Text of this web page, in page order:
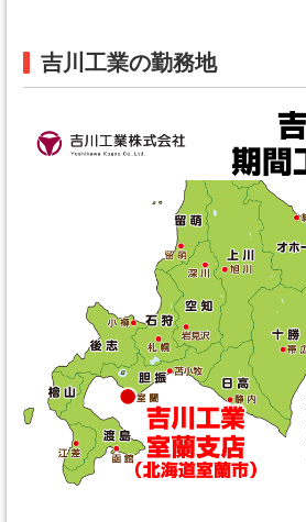
吉川工業の勤務地